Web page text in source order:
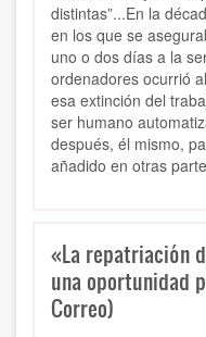
distintas”...En la
en los que se
uno o dos días a la
ordenadores ocurrió
esa extinción del
ser humano
después, él mismo,
añadido en otras
«La repatriación
una oportunidad
Correo)